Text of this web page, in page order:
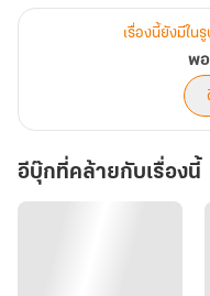
เรื่องนี้ยังมีใน
พ
อีบุ๊กที่คล้ายกับเรื่องนี้